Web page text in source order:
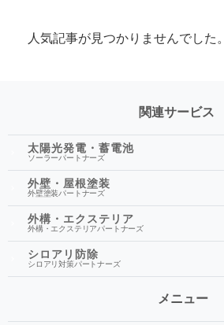
人気記事が見つかりませんでした。
関連サービス
太陽光発電・蓄電池
ソーラーパートナーズ
外壁・屋根塗装
外壁塗装パートナーズ
外構・エクステリア
外構・エクステリアパートナーズ
シロアリ防除
シロアリ対策パートナーズ
メニュー